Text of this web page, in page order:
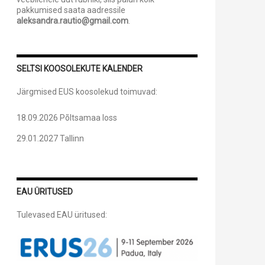
pakkumised saata aadressile
aleksandra.rautio@gmail.com
SELTSI KOOSOLEKUTE KALENDER
Järgmised EUS koosolekud toimuvad:
18.09.2026 Põltsamaa loss
29.01.2027 Tallinn
EAU ÜRITUSED
Tulevased EAU üritused: